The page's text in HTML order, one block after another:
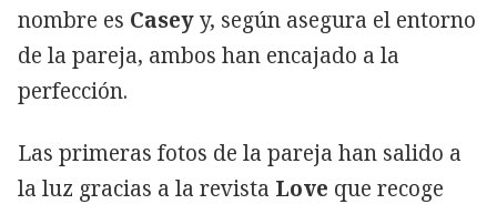
nombre es Caseyy, según asegura el entorno
de la pareja, ambos han encajado a la
perfección.
Las primeras fotos de la pareja han salido a
la luz gracias a la revista Love que recoge